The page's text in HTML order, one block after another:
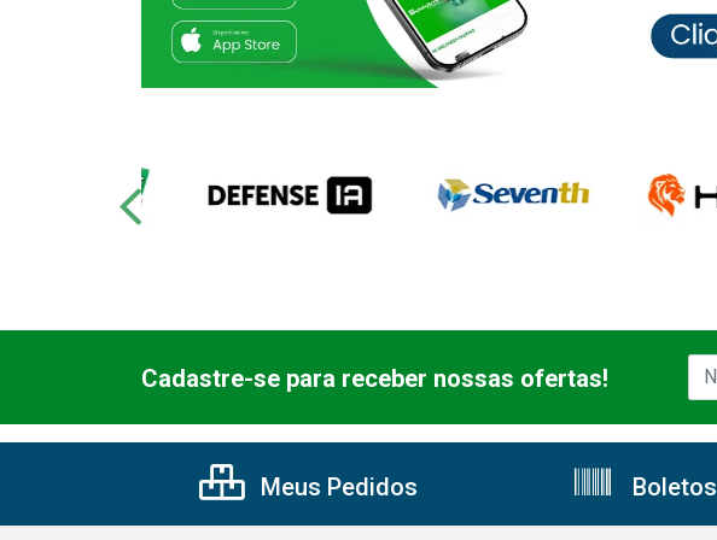
Cadastre-se para receber nossas ofertas!
Meus Pedidos Boletos